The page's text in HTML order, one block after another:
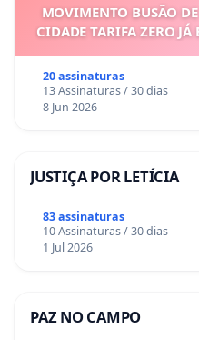
MOVIMENTO BUSÃO
CIDADE TARIFA ZERO
20 assinaturas
13 Assinaturas / 30 dias
8 Jun 2026
JUSTIÇA POR LETÍCIA
83 assinaturas
10 Assinaturas / 30 dias
1 Jul 2026
PAZ NO CAMPO